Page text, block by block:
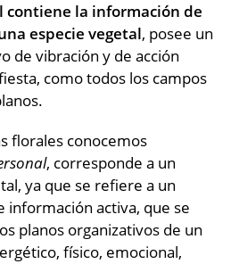
contiene la información de
especie vegetal, posee un
de vibración y de acción
como todos los campos
florales conocemos
, corresponde a un
ya que se refiere a un
información activa, que se
planos organizativos de un
físico, emocional,